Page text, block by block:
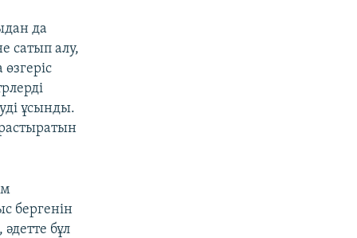
да
сатып алу,
ұсынды.
бергенін
бұл